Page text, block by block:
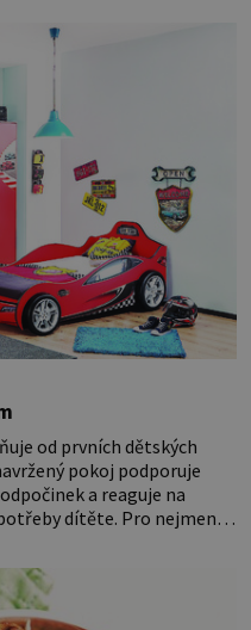
do zednářské
od prvních dětských
pokoj podporuje
a reaguje na
dítěte. Pro nejmenší
a útulně. Předškolní